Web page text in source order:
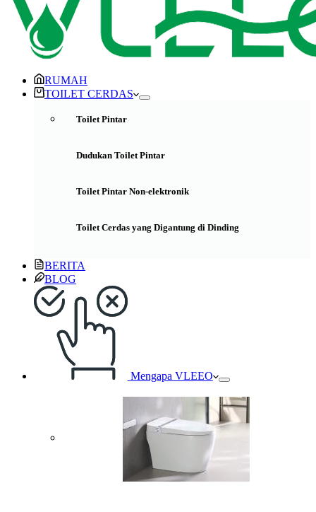
RUMAH
TOILET CERDAS
Toilet Pintar
Dudukan Toilet Pintar
Toilet Pintar Non-elektronik
Toilet Cerdas yang Digantung di Dinding
BERITA
BLOG
Mengapa VLEEO